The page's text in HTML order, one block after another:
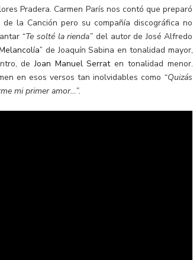
Pradera. Carmen París nos contó que preparó
la Canción pero su compañía discográfica no
“Te solté la rienda” del autor de José Alfredo
de Joaquín Sabina en tonalidad mayor,
deJoan Manuel Serraten tonalidad menor.
en esos versos tan inolvidables como “Quizás
mi primer amor…”.